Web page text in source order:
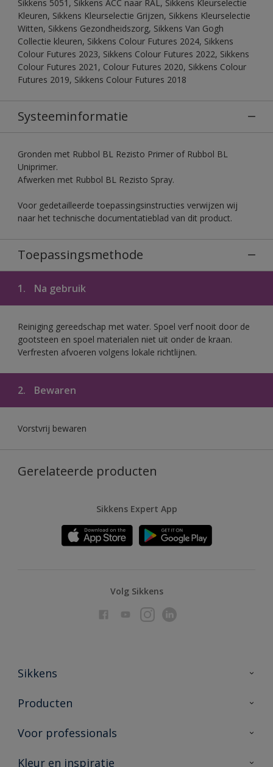
Sikkens 5051, Sikkens ACC naar RAL, Sikkens Kleurselectie
Kleuren, Sikkens Kleurselectie Grijzen, Sikkens Kleurselectie
Witten, Sikkens Gezondheidszorg, Sikkens Van Gogh
Collectie kleuren, Sikkens Colour Futures 2024, Sikkens
Colour Futures 2023, Sikkens Colour Futures 2022, Sikkens
Colour Futures 2021, Colour Futures 2020, Sikkens Colour
Futures 2019, Sikkens Colour Futures 2018
Systeeminformatie
Gronden met Rubbol BL Rezisto Primer of Rubbol BL
Uniprimer.
Afwerken met Rubbol BL Rezisto Spray.
Voor gedetailleerde toepassingsinstructies verwijzen wij
naar het technische documentatieblad van dit product.
Toepassingsmethode
1. Na gebruik
Reiniging gereedschap met water. Spoel verf nooit door de
gootsteen en spoel materialen niet uit onder de kraan.
Verfresten afvoeren volgens lokale richtlijnen.
2. Bewaren
Vorstvrij bewaren
Gerelateerde producten
Sikkens Expert App
Volg Sikkens
Sikkens
Over Sikkens
Duurzaamheid
Producten
Producten voor binnen
Voor professionals
Advies & service
Kleur en inspiratie